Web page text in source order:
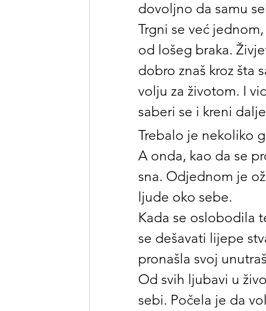
dovoljno da samu
Trgni se već
od lošeg braka.
dobro znaš kroz šta
volju za životom. I
saberi se i kreni
Trebalo je nekoliko
A onda, kao da se
sna. Odjednom je
ljude oko sebe.
Kada se oslobodila
se dešavati lijepe
pronašla svoj
Od svih ljubavi u
sebi. Počela je da